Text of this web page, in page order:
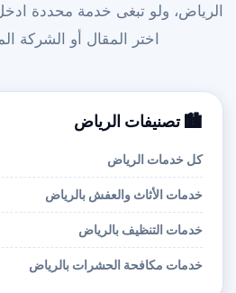
الرياض، ولو تبغى خدمة محددة
اختر المقال أو الشركة
🏙️ تصنيفات الرياض
كل خدمات الرياض
خدمات الأثاث والعفش بالرياض
خدمات التنظيف بالرياض
خدمات مكافحة الحشرات بالرياض